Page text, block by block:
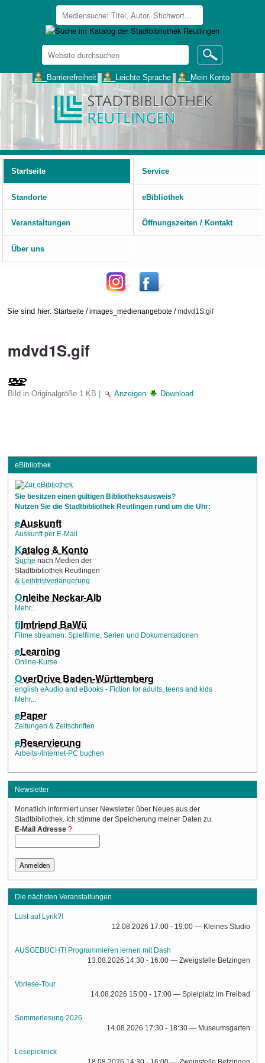
Website
durchsuchen
___Barrierefreiheit ___Leichte Sprache ___Mein Konto
Startseite
Service
Standorte eBibliothek
Veranstaltungen Öffnungszeiten / Kontakt
Über uns
Sie sind hier: Startseite /images_medienangebote /mdvd1S.gif
mdvd1S.gif
Bild in Originalgröße 1 KB | Anzeigen Download
eBibliothek
Sie besitzen einen gültigen Bibliotheksausweis?
Nutzen Sie die Stadtbibliothek Reutlingen rund um die Uhr:
eAuskunft
Auskunft per E-Mail
Katalog & Konto
Suche nach Medien der
Stadtbibliothek Reutlingen
& Leihfristverlängerung
Onleihe Neckar-Alb
Mehr...
filmfriend BaWü
Filme streamen: Spielfilme, Serien und Dokumentationen
eLearning
Online-Kurse
OverDrive Baden-Württemberg
english eAudio and eBooks - Fiction for adults, teens and kids
Mehr...
ePaper
Zeitungen & Zeitschriften
eReservierung
Arbeits-/Internet-PC buchen
Newsletter
Monatlich informiert unser Newsletter über Neues aus der
Stadtbibliothek. Ich stimme der Speicherung meiner Daten zu.
E-Mail Adresse
Die nächsten Veranstaltungen
Lust auf Lyrik?!
12.08.2026 17:00 - 19:00 — Kleines Studio
AUSGEBUCHT! Programmieren lernen mit Dash
13.08.2026 14:30 - 16:00 — Zweigstelle Betzingen
Vorlese-Tour
14.08.2026 15:00 - 17:00 — Spielplatz im Freibad
Sommerlesung 2026
14.08.2026 17:30 - 18:30 — Museumsgarten
Lesepicknick